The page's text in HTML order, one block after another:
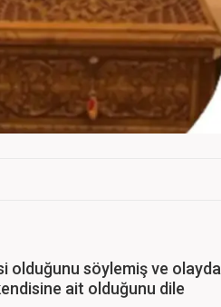
olduğunu söylemiş ve olayda
ait olduğunu dile